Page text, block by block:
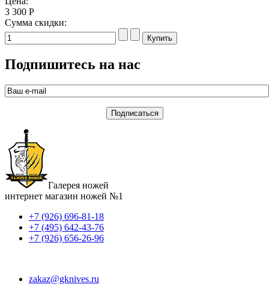
3 300 Р
Сумма скидки:
Подпишитесь на нас
Галерея ножей
интернет магазин ножей №1
+7 (926) 696-81-18
+7 (495) 642-43-76
+7 (926) 656-26-96
zakaz@gknives.ru